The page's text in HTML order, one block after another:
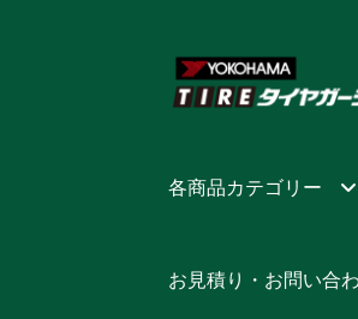
ナ
ビ
シ
へ
コ
ン
ツ
キ
各商品カテゴリー
お見積り・お問い合